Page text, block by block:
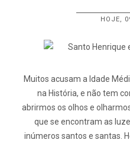
HOJE,
Muitos acusam a Idade
na História, e não tem
abrirmos os olhos e
que se encontram as
inúmeros santos e santas.